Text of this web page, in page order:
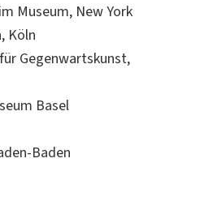
Museum, New York
Köln
Gegenwartskunst,
Basel
Baden